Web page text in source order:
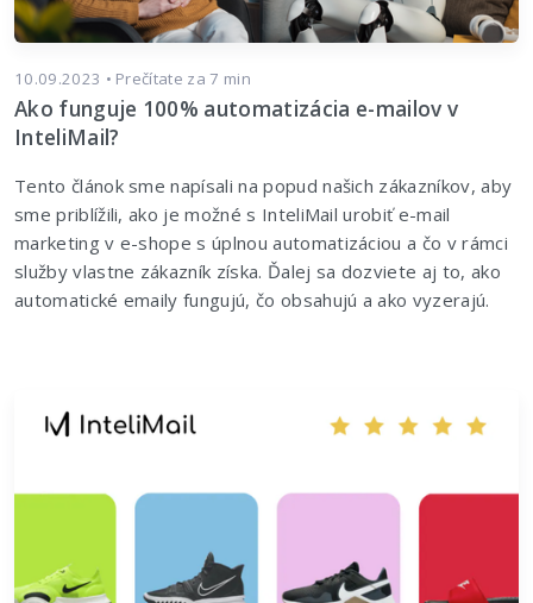
10.09.2023 • Prečítate za 7 min
Ako funguje 100% automatizácia e-mailov v
InteliMail?
Tento článok sme napísali na popud našich zákazníkov, aby
sme priblížili, ako je možné s InteliMail urobiť e-mail
marketing v e-shope s úplnou automatizáciou a čo v rámci
služby vlastne zákazník získa. Ďalej sa dozviete aj to, ako
automatické emaily fungujú, čo obsahujú a ako vyzerajú.